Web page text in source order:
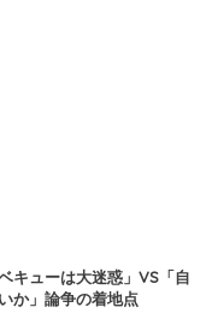
キューは大迷惑」VS「自
か」論争の着地点